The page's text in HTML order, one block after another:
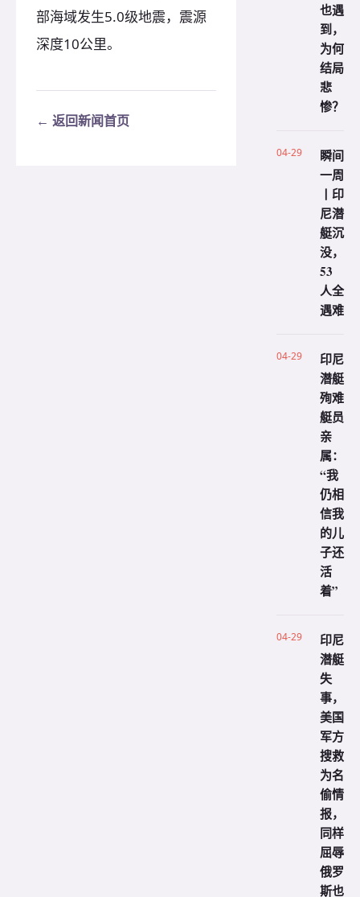
部海域发生5.0级地震，震源
深度10公里。
← 返回新闻首页
也遇
到，
为何
结局
悲
惨？
04-29
瞬间
一周
丨印
尼潜
艇沉
没，
53
人全
遇难
04-29
印尼
潜艇
殉难
艇员
亲
属：
“我
仍相
信我
的儿
子还
活
着”
04-29
印尼
潜艇
失
事，
美国
军方
搜救
为名
偷情
报，
同样
屈辱
俄罗
斯也